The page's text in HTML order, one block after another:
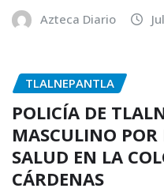
Azteca Diario
TLALNEPANTLA
POLICÍA DE
MASCULINO
SALUD EN LA
CÁRDENAS